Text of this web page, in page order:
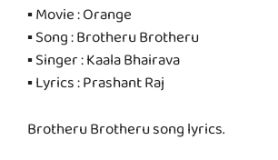
▪ Movie : Orange
▪ Song : Brotheru Brotheru
▪ Singer : Kaala Bhairava
▪ Lyrics : Prashant Raj
Brotheru Brotheru song lyrics.